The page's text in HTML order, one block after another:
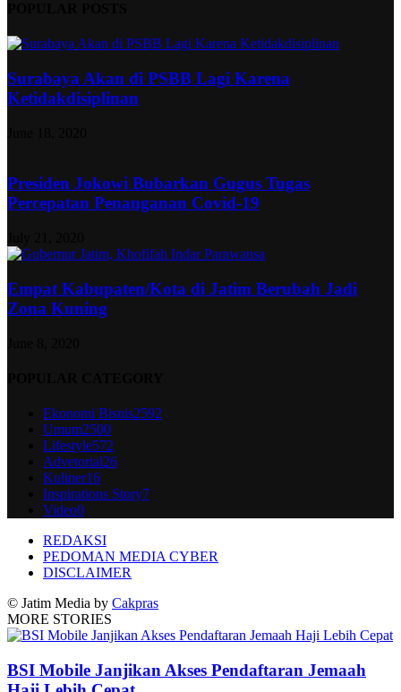
Surabaya Akan di PSBB Lagi Karena
Ketidakdisiplinan
Presiden Jokowi Bubarkan Gugus Tugas
Percepatan Penanganan Covid-19
Empat Kabupaten/Kota di Jatim Berubah Jadi
Zona Kuning
Ekonomi Bisnis2592
Umum2500
Lifestyle572
Advetorial26
Kuliner16
Inspirations Story7
Video0
REDAKSI
PEDOMAN MEDIA CYBER
DISCLAIMER
© Jatim Media by Cakpras
MORE STORIES
BSI Mobile Janjikan Akses Pendaftaran Jemaah